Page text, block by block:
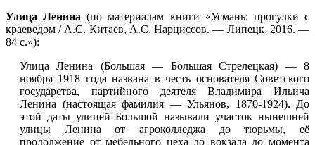
Улица Ленина (по материалам книги «Усмань: прогулки с
краеведом / А.С. Китаев, А.С. Нарциссов. — Липецк, 2016. —
84 с.»):
Улица Ленина (Большая — Большая Стрелецкая) — 8
ноября 1918 года названа в честь основателя Советского
государства, партийного деятеля Владимира Ильича
Ленина (настоящая фамилия — Ульянов, 1870-1924). До
этой даты улицей Большой называли участок нынешней
улицы Ленина от агроколледжа до тюрьмы, её
продолжение от мебельного цеха до вокзала до момента